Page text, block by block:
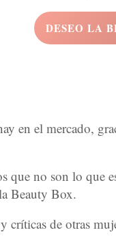
DESEO LA
en el mercado,
que no son lo que
Beauty Box.
de otras